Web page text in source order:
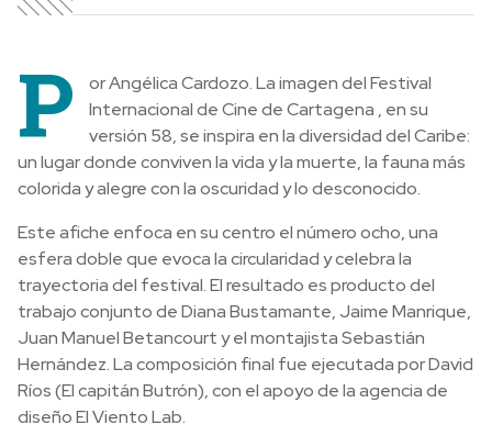
P
or Angélica Cardozo. La imagen del Festival
Internacional de Cine de Cartagena , en su
versión 58, se inspira en la diversidad del Caribe:
un lugar donde conviven la vida y la muerte, la fauna más
colorida y alegre con la oscuridad y lo desconocido.
Este afiche enfoca en su centro el número ocho, una
esfera doble que evoca la circularidad y celebra la
trayectoria del festival. El resultado es producto del
trabajo conjunto de Diana Bustamante, Jaime Manrique,
Juan Manuel Betancourt y el montajista Sebastián
Hernández. La composición final fue ejecutada por David
Ríos (El capitán Butrón), con el apoyo de la agencia de
diseño El Viento Lab.